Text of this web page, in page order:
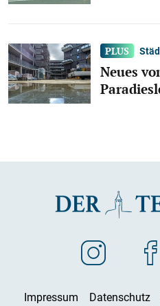
Neues
Impressum Datenschutz